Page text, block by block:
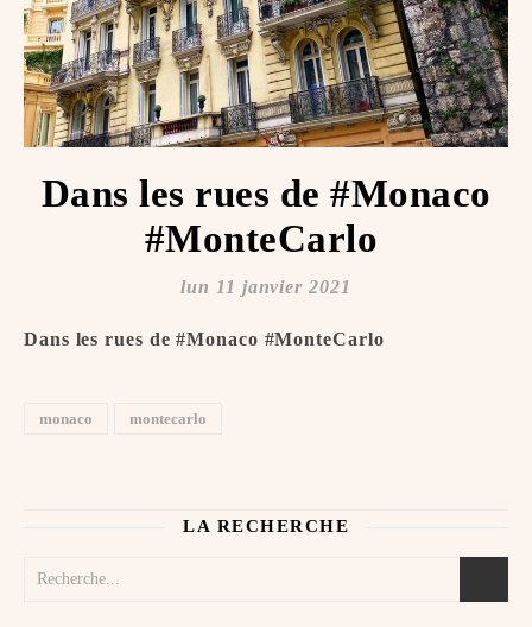
Dans les rues de #Monaco
#MonteCarlo ️
lun 11 janvier 2021
Dans les rues de #Monaco #MonteCarlo ️
monaco montecarlo
LA RECHERCHE